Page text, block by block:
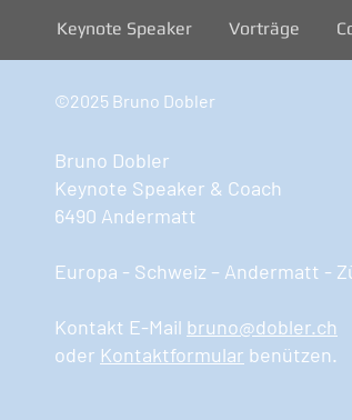
Keynote Speaker Vorträge
©2025 Bruno Dobler
Bruno Dobler
Keynote Speaker & Coach
6490 Andermatt
Europa - Schweiz – Andermatt -
Kontakt E-Mail bruno@dobler.ch
oder Kontaktformular benützen.